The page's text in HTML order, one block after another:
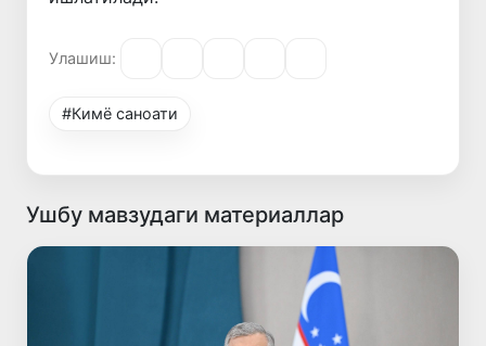
Улашиш:
#Кимё саноати
Ушбу мавзудаги материаллар